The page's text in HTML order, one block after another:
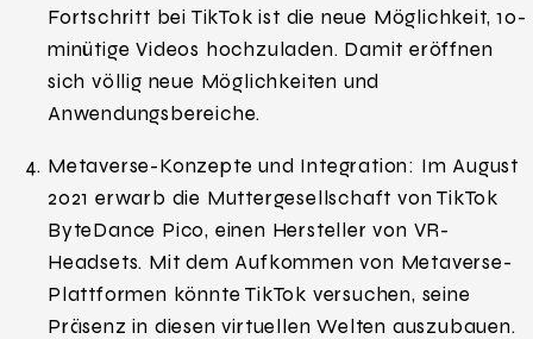
Fortschritt bei TikTok ist die neue Möglichkeit, 10-
minütige Videos hochzuladen. Damit eröffnen
sich völlig neue Möglichkeiten und
Anwendungsbereiche.
Metaverse-Konzepte und Integration: Im August
2021 erwarb die Muttergesellschaft von TikTok
ByteDance Pico, einen Hersteller von VR-
Headsets. Mit dem Aufkommen von Metaverse-
Plattformen könnte TikTok versuchen, seine
Präsenz in diesen virtuellen Welten auszubauen.